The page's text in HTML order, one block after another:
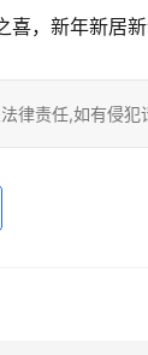
，新年新居新
律责任,如有侵